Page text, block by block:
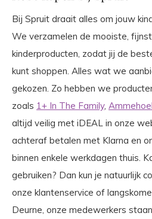
Bij Spruit draait alles om jouw
We verzamelen de mooiste,
kinderproducten, zodat jij de
kunt shoppen. Alles wat we
gekozen. Zo hebben we
zoals 1+ In The Family,
altijd veilig met iDEAL in onze
achteraf betalen met Klarna en
binnen enkele werkdagen thuis.
gebruiken? Dan kun je natuurlijk
onze klantenservice of
Deurne, onze medewerkers